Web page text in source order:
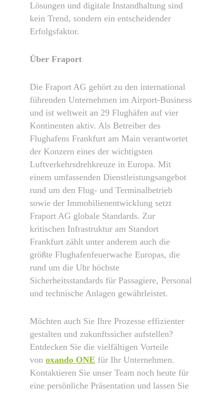
Lösungen und digitale Instandhaltung sind
kein Trend, sondern ein entscheidender
Erfolgsfaktor.
Über Fraport
Die Fraport AG gehört zu den international
führenden Unternehmen im Airport-Business
und ist weltweit an 29 Flughäfen auf vier
Kontinenten aktiv. Als Betreiber des
Flughafens Frankfurt am Main verantwortet
der Konzern eines der wichtigsten
Luftverkehrsdrehkreuze in Europa. Mit
einem umfassenden Dienstleistungsangebot
rund um den Flug- und Terminalbetrieb
sowie der Immobilienentwicklung setzt
Fraport AG globale Standards. Zur
kritischen Infrastruktur am Standort
Frankfurt zählt unter anderem auch die
größte Flughafenfeuerwache Europas, die
rund um die Uhr höchste
Sicherheitsstandards für Passagiere, Personal
und technische Anlagen gewährleistet.
Möchten auch Sie Ihre Prozesse effizienter
gestalten und zukunftssicher aufstellen?
Entdecken Sie die vielfältigen Vorteile
von oxando ONE für Ihr Unternehmen.
Kontaktieren Sie unser Team noch heute für
eine persönliche Präsentation und lassen Sie